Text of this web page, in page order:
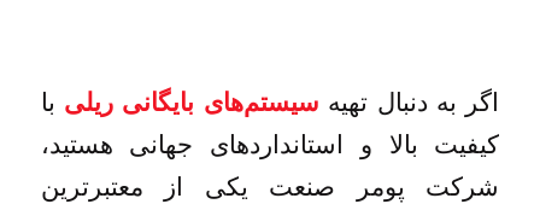
اگر به دنبال تهیه سیستم‌های بایگانی ریلی با
کیفیت بالا و استانداردهای جهانی هستید،
شرکت پومر صنعت یکی از معتبرترین